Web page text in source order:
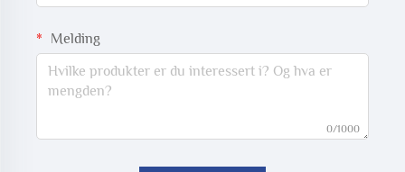
Melding
0/1000